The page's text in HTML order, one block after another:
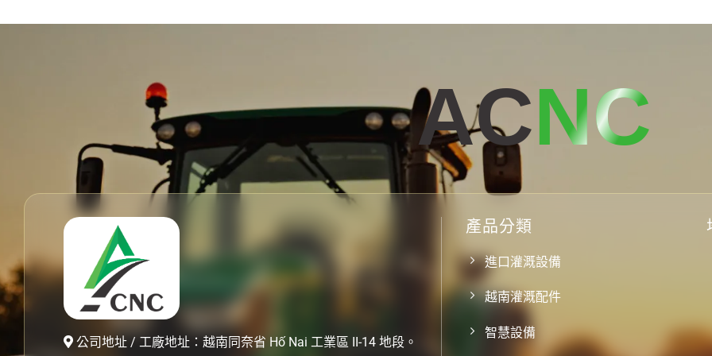
ACNC
公司地址 / 工廠地址：越南同奈省 Hố Nai 工業區 II-14 地段。
產品分類
進口灌溉設備
越南灌溉配件
智慧設備